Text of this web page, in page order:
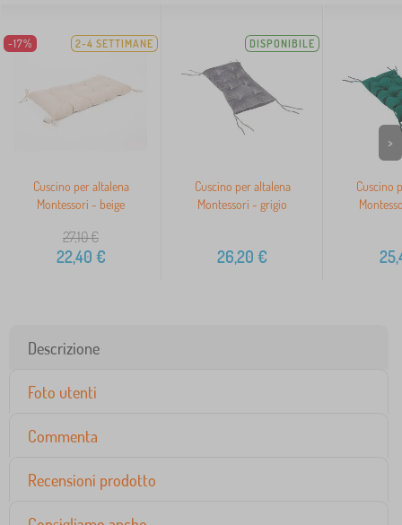
-17% 2-4 SETTIMANE
Cuscino per altalena
Montessori - beige
27,10€
22,40 €
DISPONIBILE
Cuscino per altalena
Montessori - grigio
26,20 €
Cuscino
>
Descrizione
Foto utenti
Commenta
Recensioni prodotto